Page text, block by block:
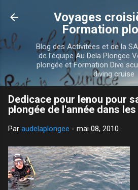
Accéder au contenu
Voyages
Formation
Blog des Activitées et de la
de l'équipe Au Dela Plongee
plongée et Formation Dive
diving cruise
Dedicace pour lenou pour
plongée de l'année dans
Par audelaplongee - mai 08, 2010